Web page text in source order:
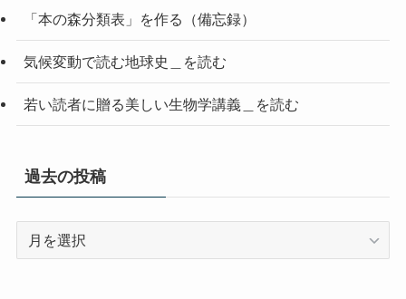
「本の森分類表」を作る（備忘録）
気候変動で読む地球史＿を読む
若い読者に贈る美しい生物学講義＿を読む
過去の投稿